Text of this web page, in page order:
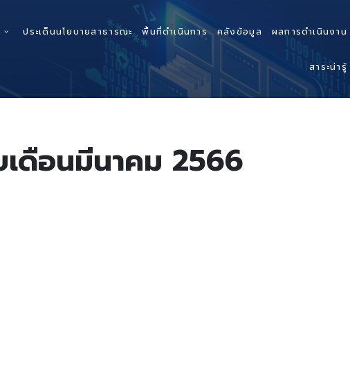
ประเด็นนโยบายสาธารณะ พื้นที่ดำเนินการ คลังข้อมูล ผลการดำเนินงาน
สาระน่ารู้
ดือนมีนาคม 2566